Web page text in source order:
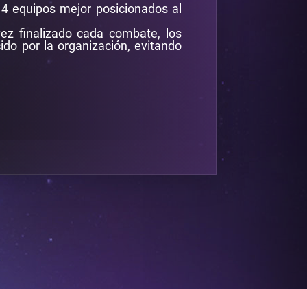
equipos mejor posicionados al
finalizado cada combate, los
por la organización, evitando